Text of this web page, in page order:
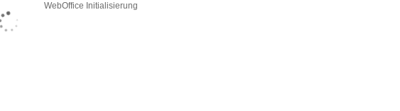
WebOffice Initialisierung